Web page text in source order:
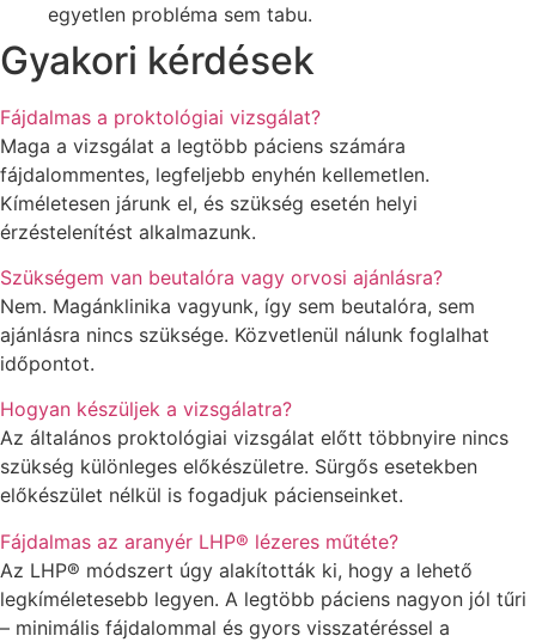
egyetlen probléma sem tabu.
Gyakori kérdések
Fájdalmas a proktológiai vizsgálat?
Maga a vizsgálat a legtöbb páciens számára
fájdalommentes, legfeljebb enyhén kellemetlen.
Kíméletesen járunk el, és szükség esetén helyi
érzéstelenítést alkalmazunk.
Szükségem van beutalóra vagy orvosi ajánlásra?
Nem. Magánklinika vagyunk, így sem beutalóra, sem
ajánlásra nincs szüksége. Közvetlenül nálunk foglalhat
időpontot.
Hogyan készüljek a vizsgálatra?
Az általános proktológiai vizsgálat előtt többnyire nincs
szükség különleges előkészületre. Sürgős esetekben
előkészület nélkül is fogadjuk pácienseinket.
Fájdalmas az aranyér LHP® lézeres műtéte?
Az LHP® módszert úgy alakították ki, hogy a lehető
legkíméletesebb legyen. A legtöbb páciens nagyon jól tűri
– minimális fájdalommal és gyors visszatéréssel a